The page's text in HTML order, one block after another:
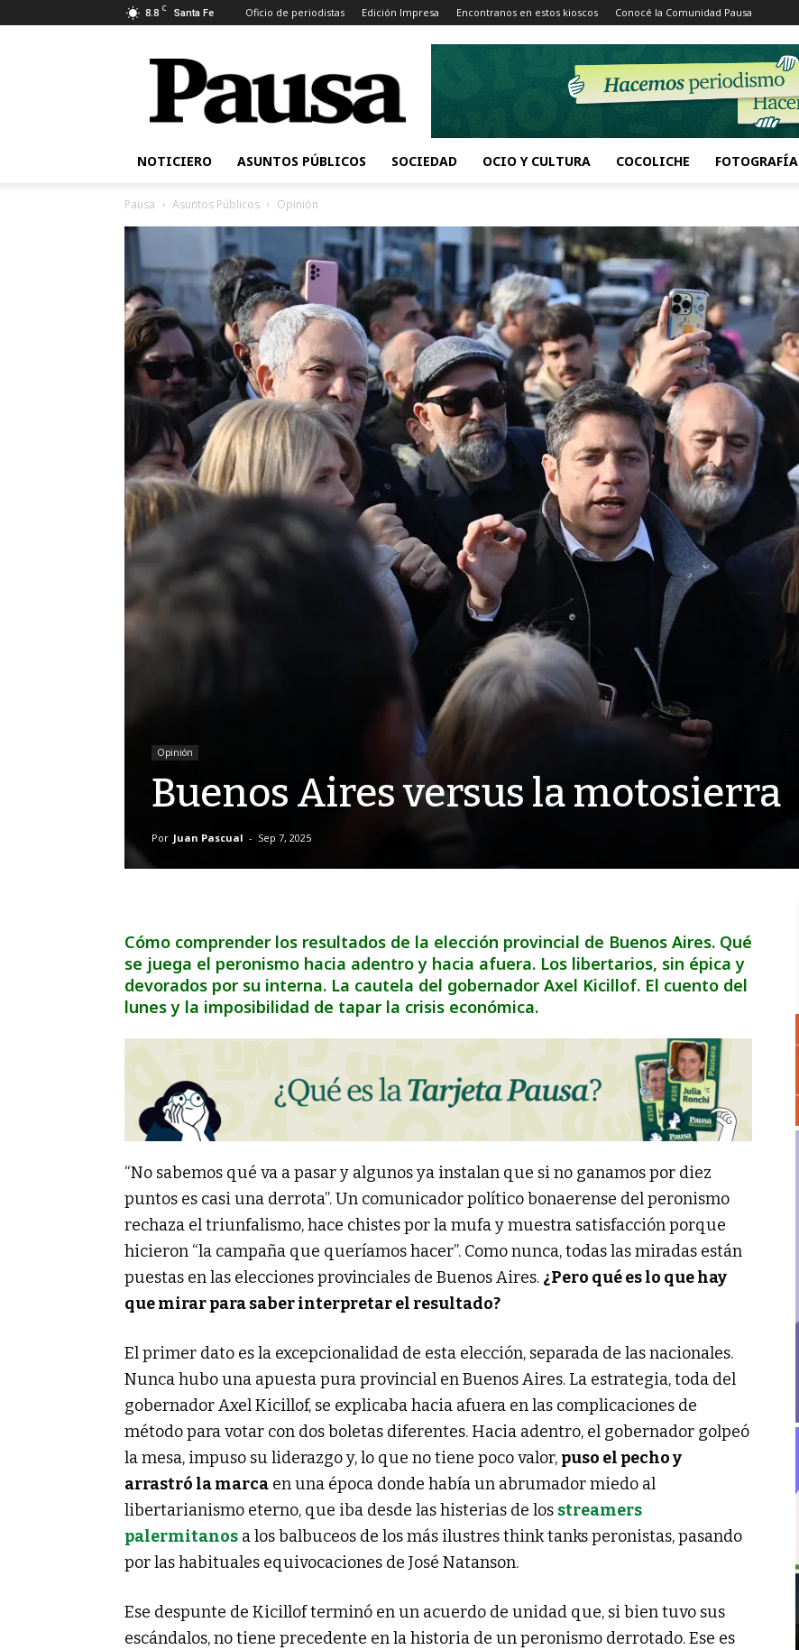
8.8 C Santa Fe Oficio de periodistas Edición Impresa Encontranos en estos kioscos Conocé la Comunidad Pausa
Pausa
NOTICIERO ASUNTOS PÚBLICOS SOCIEDAD OCIO Y CULTURA COCOLICHE FOTOGRAFÍA
Pausa Asuntos Públicos Opinión
Opinión
Buenos Aires versus la motosierra
Por Juan Pascual - Sep 7, 2025
Cómo comprender los resultados de la elección provincial de Buenos Aires. Qué
se juega el peronismo hacia adentro y hacia afuera. Los libertarios, sin épica y
devorados por su interna. La cautela del gobernador Axel Kicillof. El cuento del
lunes y la imposibilidad de tapar la crisis económica.
“No sabemos qué va a pasar y algunos ya instalan que si no ganamos por diez
puntos es casi una derrota”. Un comunicador político bonaerense del peronismo
rechaza el triunfalismo, hace chistes por la mufa y muestra satisfacción porque
hicieron “la campaña que queríamos hacer”. Como nunca, todas las miradas están
puestas en las elecciones provinciales de Buenos Aires. ¿Pero qué es lo que hay
que mirar para saber interpretar el resultado?
El primer dato es la excepcionalidad de esta elección, separada de las nacionales.
Nunca hubo una apuesta pura provincial en Buenos Aires. La estrategia, toda del
gobernador Axel Kicillof, se explicaba hacia afuera en las complicaciones de
método para votar con dos boletas diferentes. Hacia adentro, el gobernador golpeó
la mesa, impuso su liderazgo y, lo que no tiene poco valor, puso el pecho y
arrastró la marca en una época donde había un abrumador miedo al
libertarianismo eterno, que iba desde las histerias de los streamers
palermitanos a los balbuceos de los más ilustres think tanks peronistas, pasando
por las habituales equivocaciones de José Natanson.
Ese despunte de Kicillof terminó en un acuerdo de unidad que, si bien tuvo sus
escándalos, no tiene precedente en la historia de un peronismo derrotado. Ese es